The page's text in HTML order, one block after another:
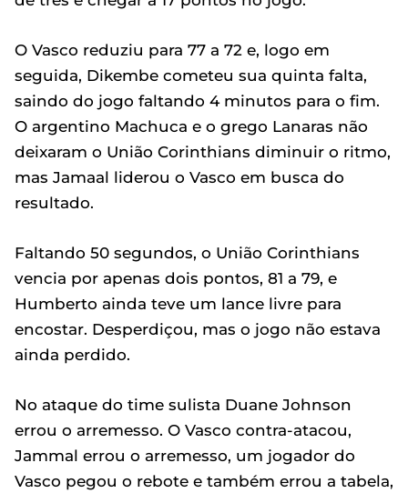
O Vasco reduziu para 77 a 72 e, logo em
seguida, Dikembe cometeu sua quinta falta,
saindo do jogo faltando 4 minutos para o fim.
O argentino Machuca e o grego Lanaras não
deixaram o União Corinthians diminuir o ritmo,
mas Jamaal liderou o Vasco em busca do
resultado.
Faltando 50 segundos, o União Corinthians
vencia por apenas dois pontos, 81 a 79, e
Humberto ainda teve um lance livre para
encostar. Desperdiçou, mas o jogo não estava
ainda perdido.
No ataque do time sulista Duane Johnson
errou o arremesso. O Vasco contra-atacou,
Jammal errou o arremesso, um jogador do
Vasco pegou o rebote e também errou a tabela,